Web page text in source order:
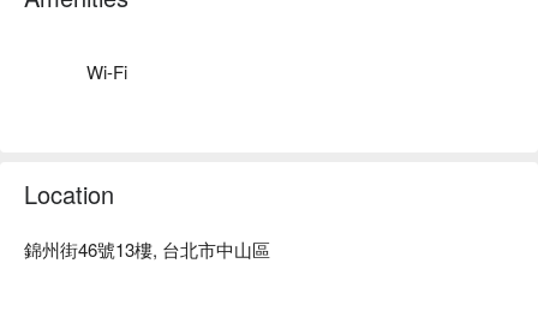
Goldinn Hotel 優惠、Goldinn Hotel 住宿方案、Goldinn Hotel
Wi-Fi
Location
錦州街46號13樓, 台北市中山區